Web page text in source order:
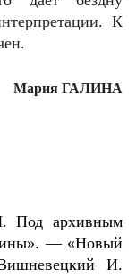
К
Мария ГАЛИНА
Под архивным
— «Новый
И.